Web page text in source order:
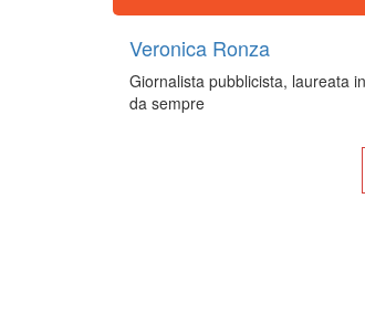
Veronica Ronza
Giornalista pubblicista, laureata
da sempre